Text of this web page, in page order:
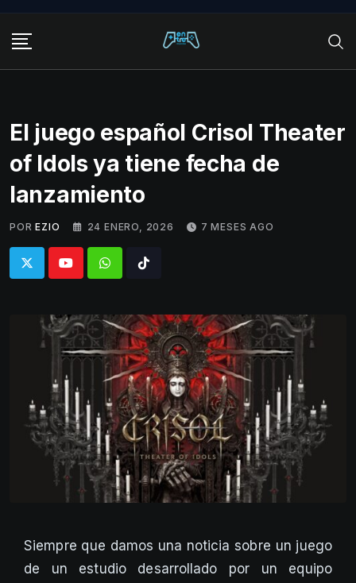
content
El juego español Crisol Theater
of Idols ya tiene fecha de
lanzamiento
POR EZIO 24 ENERO, 2026 7 MESES AGO
WhatsappTiktok
Siempre que damos una noticia sobre un juego
de un estudio desarrollado por un equipo